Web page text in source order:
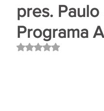
pres.
Programa
Avaliado com NaN